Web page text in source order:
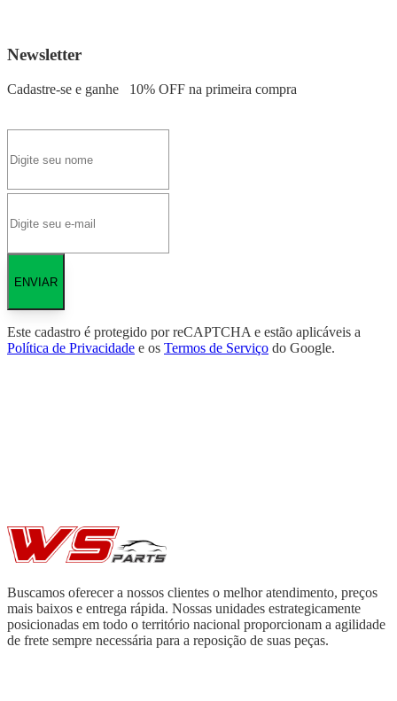
Newsletter
Cadastre-se e ganhe 10% OFF na primeira compra
ENVIAR
Este cadastro é protegido por reCAPTCHA e estão aplicáveis a
Política de Privacidade e os Termos de Serviço do Google.
Buscamos oferecer a nossos clientes o melhor atendimento, preços
mais baixos e entrega rápida. Nossas unidades estrategicamente
posicionadas em todo o território nacional proporcionam a agilidade
de frete sempre necessária para a reposição de suas peças.